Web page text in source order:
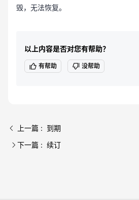
毁，无法恢复。
以上内容是否对您有帮助？
有帮助 没帮助
上一篇 : 到期
下一篇 : 续订